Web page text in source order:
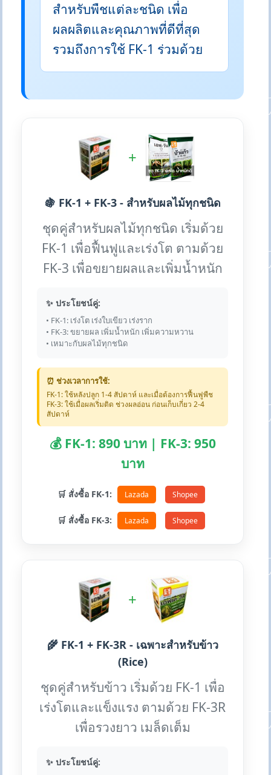
สำหรับพืชแต่ละชนิด เพื่อ
ผลผลิตและคุณภาพที่ดีที่สุด
รวมถึงการใช้ FK-1 ร่วมด้วย
+
🍇 FK-1 + FK-3 - สำหรับผลไม้ทุกชนิด
ชุดคู่สำหรับผลไม้ทุกชนิด เริ่มด้วย
FK-1 เพื่อฟื้นฟูและเร่งโต ตามด้วย
FK-3 เพื่อขยายผลและเพิ่มน้ำหนัก
✨ ประโยชน์คู่:
• FK-1: เร่งโต เร่งใบเขียว เร่งราก
• FK-3: ขยายผล เพิ่มน้ำหนัก เพิ่มความหวาน
• เหมาะกับผลไม้ทุกชนิด
⏰ ช่วงเวลาการใช้:
FK-1: ใช้หลังปลูก 1-4 สัปดาห์ และเมื่อต้องการฟื้นฟูพืช
FK-3: ใช้เมื่อผลเริ่มติด ช่วงผลอ่อน ก่อนเก็บเกี่ยว 2-4
สัปดาห์
💰 FK-1: 890 บาท | FK-3: 950
บาท
🛒 สั่งซื้อ FK-1: Lazada Shopee
🛒 สั่งซื้อ FK-3: Lazada Shopee
+
🌾 FK-1 + FK-3R - เฉพาะสำหรับข้าว
(Rice)
ชุดคู่สำหรับข้าว เริ่มด้วย FK-1 เพื่อ
เร่งโตและแข็งแรง ตามด้วย FK-3R
เพื่อรวงยาว เมล็ดเต็ม
✨ ประโยชน์คู่: